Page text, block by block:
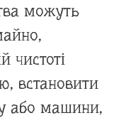
можуть
чистоті
встановити
або машини,